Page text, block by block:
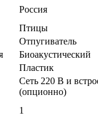
Россия
Птицы
Отпугиватель
Биоакустический
Пластик
Сеть 220 В и
(опционно)
1